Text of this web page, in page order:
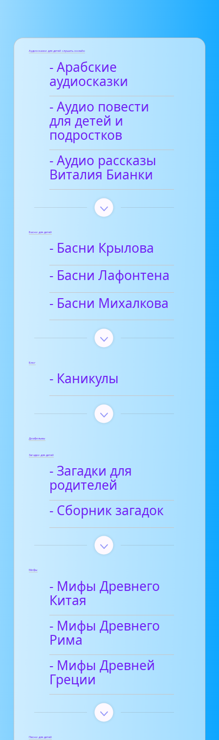
Аудиосказки для детей слушать онлайн
- Арабские
аудиосказки
- Аудио повести
для детей и
подростков
- Аудио рассказы
Виталия Бианки
Басни для детей
- Басни Крылова
- Басни Лафонтена
- Басни Михалкова
Блог
- Каникулы
Диафильмы
Загадки для детей
- Загадки для
родителей
- Сборник загадок
Мифы
- Мифы Древнего
Китая
- Мифы Древнего
Рима
- Мифы Древней
Греции
Песни для детей